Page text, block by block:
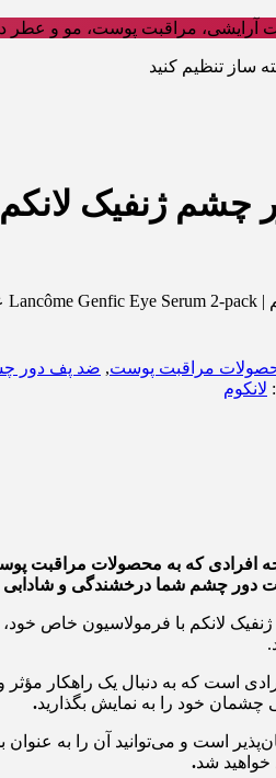
آرایشی، مراقبت پوست، مو و عطر
ساز تنظیم کنید
مراقبت پوست, ضد پف دور
لانکوم
افرادی که به محصولات مراقبت
دور چشم شما درخشندگی و
لانکم با فرمولاسیون خاص
برای افرادی است که به دنبال یک
چشمان خود را به نمایش بگذارید.
خواهید شد.